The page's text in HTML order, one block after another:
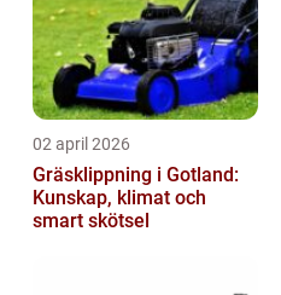
02 april 2026
Gräsklippning i Gotland:
Kunskap, klimat och
smart skötsel